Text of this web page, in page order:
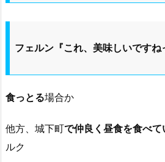
フェルン『これ、美味しいですね
食っとる場合か
他方、城下町で仲良く昼食を食べて
ルク